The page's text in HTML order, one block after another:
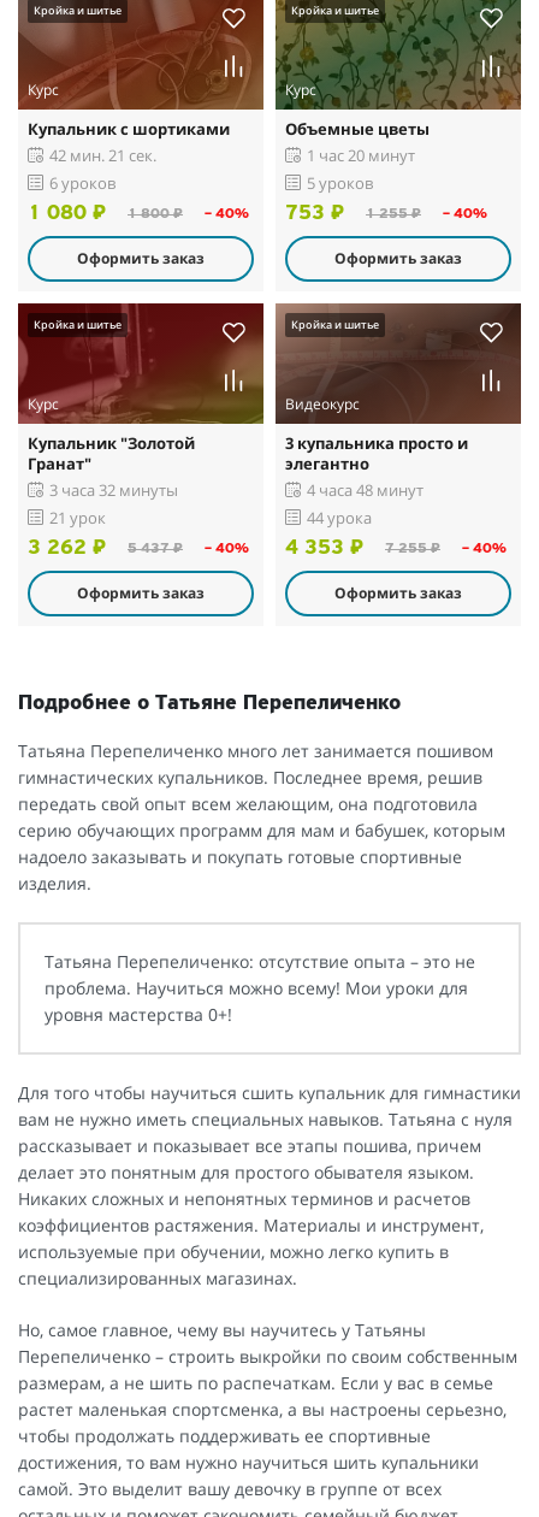
Кройка и шитье
Курс
Купальник с шортиками
42 мин. 21 сек.
6 уроков
1 080 ₽ 1 800 ₽ – 40%
Оформить заказ
Кройка и шитье
Курс
Объемные цветы
1 час 20 минут
5 уроков
753 ₽ 1 255 ₽ – 40%
Оформить заказ
Кройка и шитье
Курс
Купальник "Золотой
Гранат"
3 часа 32 минуты
21 урок
3 262 ₽ 5 437 ₽ – 40%
Оформить заказ
Кройка и шитье
Видеокурс
3 купальника просто и
элегантно
4 часа 48 минут
44 урока
4 353 ₽ 7 255 ₽ – 40%
Оформить заказ
Подробнее о Татьяне Перепеличенко
Татьяна Перепеличенко много лет занимается пошивом
гимнастических купальников. Последнее время, решив
передать свой опыт всем желающим, она подготовила
серию обучающих программ для мам и бабушек, которым
надоело заказывать и покупать готовые спортивные
изделия.
Татьяна Перепеличенко: отсутствие опыта – это не
проблема. Научиться можно всему! Мои уроки для
уровня мастерства 0+!
Для того чтобы научиться сшить купальник для гимнастики
вам не нужно иметь специальных навыков. Татьяна с нуля
рассказывает и показывает все этапы пошива, причем
делает это понятным для простого обывателя языком.
Никаких сложных и непонятных терминов и расчетов
коэффициентов растяжения. Материалы и инструмент,
используемые при обучении, можно легко купить в
специализированных магазинах.
Но, самое главное, чему вы научитесь у Татьяны
Перепеличенко – строить выкройки по своим собственным
размерам, а не шить по распечаткам. Если у вас в семье
растет маленькая спортсменка, а вы настроены серьезно,
чтобы продолжать поддерживать ее спортивные
достижения, то вам нужно научиться шить купальники
самой. Это выделит вашу девочку в группе от всех